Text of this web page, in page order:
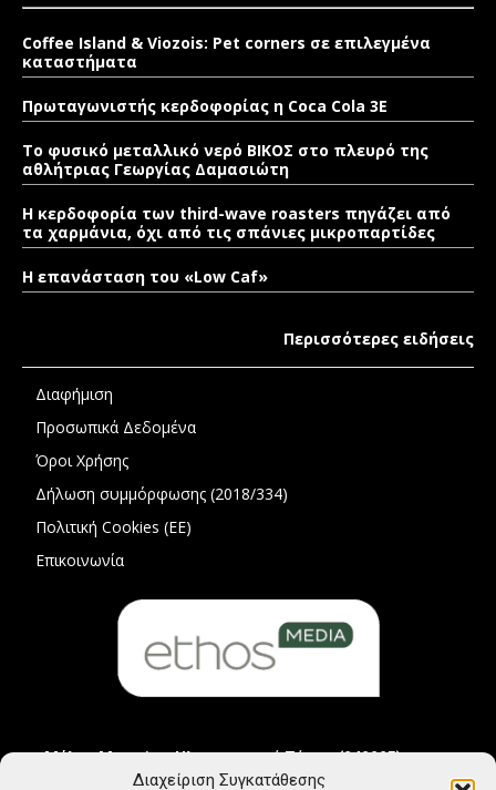
Διαχείριση Συγκατάθεσης
Coffee Island & Viozois: Pet corners σε επιλεγμένα
καταστήματα
Πρωταγωνιστής κερδοφορίας η Coca Cola 3E
Το φυσικό μεταλλικό νερό ΒΙΚΟΣ στο πλευρό της
αθλήτριας Γεωργίας Δαμασιώτη
Η κερδοφορία των third-wave roasters πηγάζει από
τα χαρμάνια, όχι από τις σπάνιες μικροπαρτίδες
Η επανάσταση του «Low Caf»
Περισσότερες ειδήσεις
Διαφήμιση
Προσωπικά Δεδομένα
Όροι Χρήσης
Δήλωση συμμόρφωσης (2018/334)
Πολιτική Cookies (ΕΕ)
Επικοινωνία
Μέλος Μητρώου Ηλεκτρονικού Τύπου (242225)